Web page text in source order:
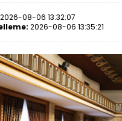
2026-08-06 13:32:07
2026-08-06 13:35:21